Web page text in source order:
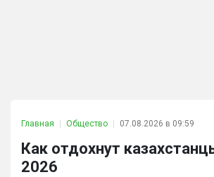
Главная Общество 07.08.2026 в 09:59
Как отдохнут
2026